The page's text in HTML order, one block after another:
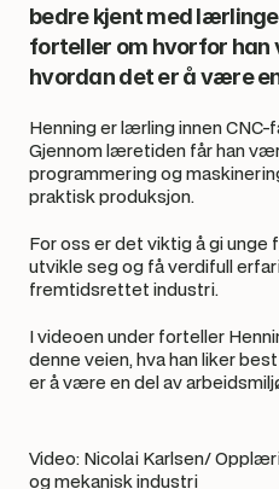
bedre kjent med
forteller om hvorfor han
hvordan det er å være
Henning er lærling innen
Gjennom læretiden får han
programmering og
praktisk produksjon.
For oss er det viktig å gi
utvikle seg og få verdifull
fremtidsrettet industri.
I videoen under forteller
denne veien, hva han liker
er å være en del av
Video: Nicolai Karlsen/
og mekanisk industri